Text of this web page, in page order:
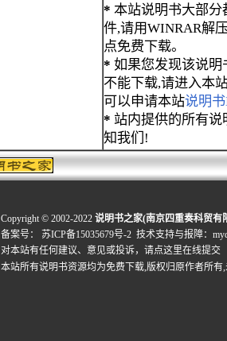
* 本站说明书大部分
件,请用WINRAR解
点免费下载。
* 如果您发现该说明
不能下载,请进入本
可以申请本站说明
* 站内提供的所有
知我们!
Copyright © 2002-2022 说明书之家(南京四重奏科贸有
备案号：
苏ICP备15035679号-2 技术支持与报障：
对本站有任何建议、意见或投诉， 请点这里在线提交
本站所有说明书资源均为免费下载,版权归原作者所